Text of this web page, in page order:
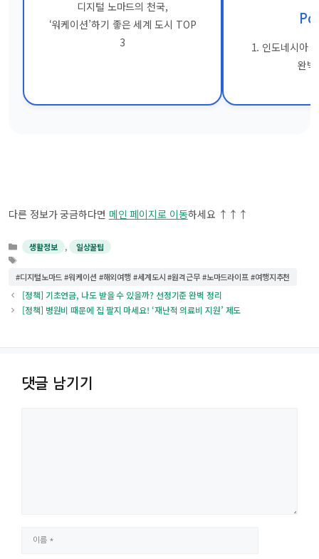
디지털 노마드의 천국,
‘워케이션’하기 좋은 세계 도시 TOP
3
1. 인도네시아
완벽
다른 정보가 궁금하다면 메인 페이지로 이동하세요 ↑↑↑
카
고
리
생활정보 , 일상꿀팁
그
#디지털노마드 #워케이션 #해외여행 #세계도시 #원격근무 #노마드라이프 #여행지추천
[정책] 기초연금, 나도 받을 수 있을까? 선정기준 완벽 정리
[정책] 병원비 때문에 집 팔지 마세요! ‘재난적 의료비 지원’ 제도
댓글 남기기